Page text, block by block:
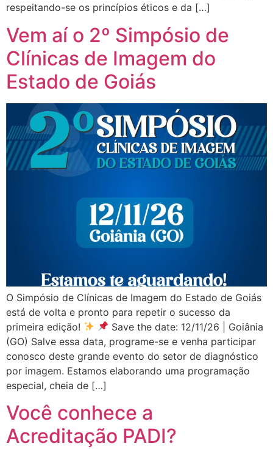
respeitando-se os princípios éticos e da […]
Vem aí o 2º Simpósio de
Clínicas de Imagem do
Estado de Goiás
O Simpósio de Clínicas de Imagem do Estado de Goiás
está de volta e pronto para repetir o sucesso da
primeira edição!
Save the date: 12/11/26 | Goiânia
(GO) Salve essa data, programe-se e venha participar
conosco deste grande evento do setor de diagnóstico
por imagem. Estamos elaborando uma programação
especial, cheia de […]
Você conhece a
Acreditação PADI?